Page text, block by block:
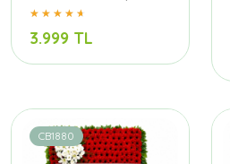
3.999 TL
CB1880